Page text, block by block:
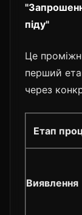
піду"
Це
перший
через
Етап
Виявлення